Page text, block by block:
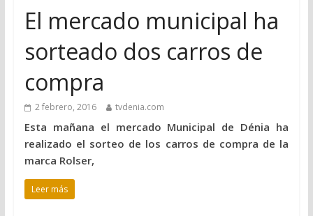
El mercado municipal ha
sorteado dos carros de
compra
2 febrero, 2016 tvdenia.com
Esta mañana el mercado Municipal de Dénia ha
realizado el sorteo de los carros de compra de la
marca Rolser,
Leer más